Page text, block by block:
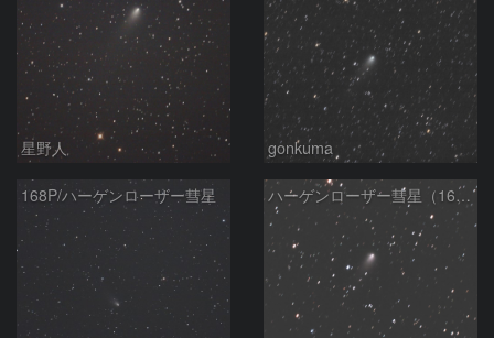
星野人 gonkuma
168P/ハーゲンローザー彗星 ハーゲンローザー彗星（168P）